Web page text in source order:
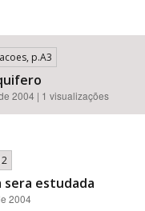
p.A3
2004 | 1 visualizações
sera estudada
2004